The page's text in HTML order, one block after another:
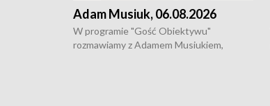
Adam Musiuk, 06.08.2026
W programie "Gość Obiektywu"
rozmawiamy z Adamem Musiukiem,